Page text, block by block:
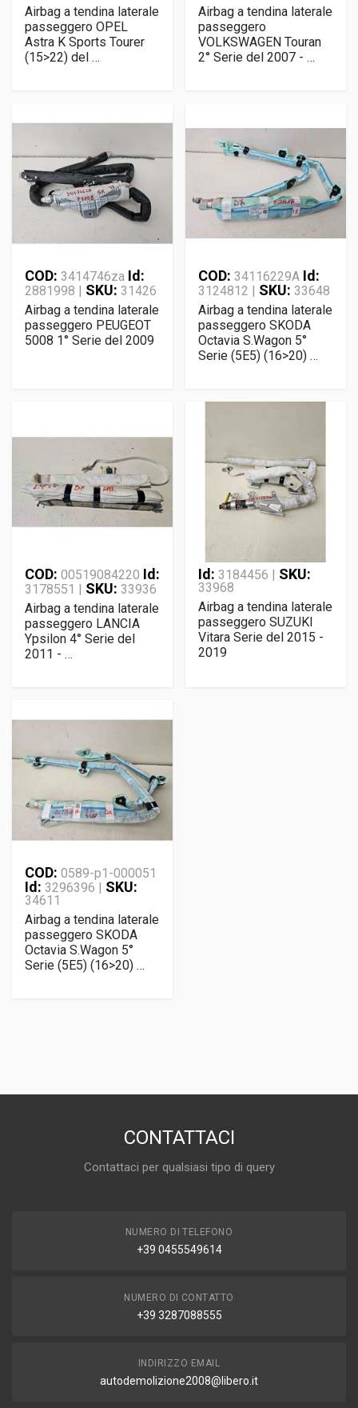
Airbag a tendina laterale
passeggero OPEL
Astra K Sports Tourer
(15>22) del …
Airbag a tendina laterale
passeggero
VOLKSWAGEN Touran
2° Serie del 2007 - …
COD: 3414746za Id:
2881998 | SKU: 31426
Airbag a tendina laterale
passeggero PEUGEOT
5008 1° Serie del 2009
COD: 34116229A Id:
3124812 | SKU: 33648
Airbag a tendina laterale
passeggero SKODA
Octavia S.Wagon 5°
Serie (5E5) (16>20) …
COD: 00519084220 Id:
3178551 | SKU: 33936
Airbag a tendina laterale
passeggero LANCIA
Ypsilon 4° Serie del
2011 - …
Id: 3184456 | SKU:
33968
Airbag a tendina laterale
passeggero SUZUKI
Vitara Serie del 2015 -
2019
COD: 0589-p1-000051
Id: 3296396 | SKU:
34611
Airbag a tendina laterale
passeggero SKODA
Octavia S.Wagon 5°
Serie (5E5) (16>20) …
CONTATTACI
Contattaci per qualsiasi tipo di query
NUMERO DI TELEFONO
+39 0455549614
NUMERO DI CONTATTO
+39 3287088555
INDIRIZZO EMAIL
autodemolizione2008@libero.it